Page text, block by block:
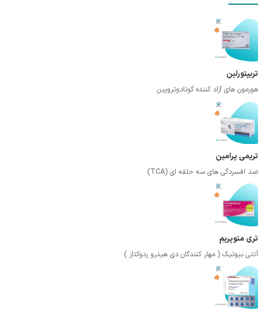
تریپتورلین
هورمون های آزاد کننده گونادوتروپین
تریمی پرامین
ضد افسردگی های سه حلقه ای (TCA)
تری متوپریم
آنتی بیوتیک ( مهار کنندگان دی هیدرو ردوکتاز )